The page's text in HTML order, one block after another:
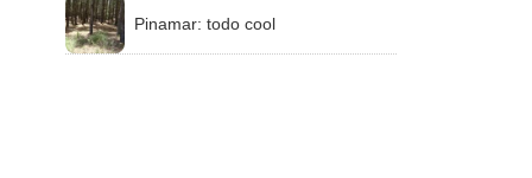
Pinamar: todo cool